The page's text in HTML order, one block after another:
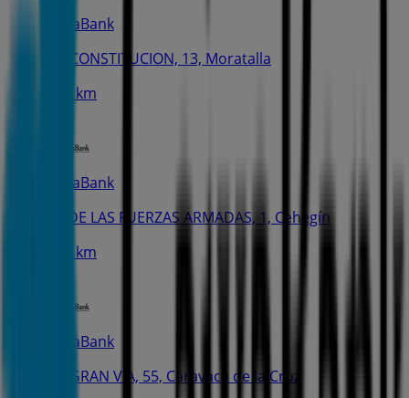
CaixaBank
AV. CONSTITUCION, 13, Moratalla
17.2 km
CaixaBank
PL. DE LAS FUERZAS ARMADAS, 1, Cehegín
17.5 km
CaixaBank
AV. GRAN VIA, 55, Caravaca de la Cruz